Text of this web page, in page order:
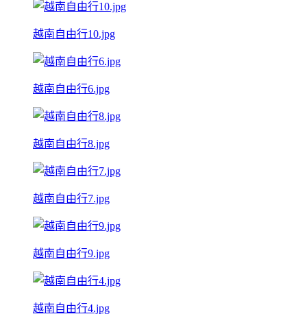
越南自由行10.jpg
越南自由行6.jpg
越南自由行8.jpg
越南自由行7.jpg
越南自由行9.jpg
越南自由行4.jpg